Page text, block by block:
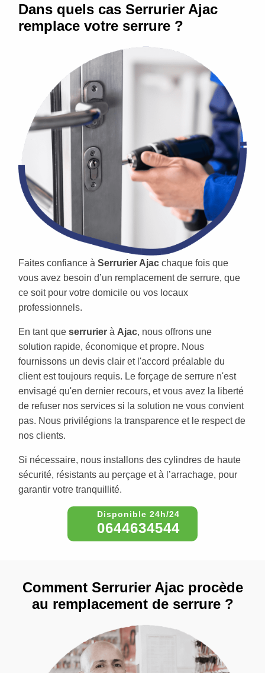
Dans quels cas Serrurier Ajac
remplace votre serrure ?
Faites confiance à Serrurier Ajac chaque fois que
vous avez besoin d’un remplacement de serrure, que
ce soit pour votre domicile ou vos locaux
professionnels.
En tant que serrurier à Ajac, nous offrons une
solution rapide, économique et propre. Nous
fournissons un devis clair et l'accord préalable du
client est toujours requis. Le forçage de serrure n'est
envisagé qu'en dernier recours, et vous avez la liberté
de refuser nos services si la solution ne vous convient
pas. Nous privilégions la transparence et le respect de
nos clients.
Si nécessaire, nous installons des cylindres de haute
sécurité, résistants au perçage et à l’arrachage, pour
garantir votre tranquillité.
0644634544
Comment Serrurier Ajac procède
au remplacement de serrure ?